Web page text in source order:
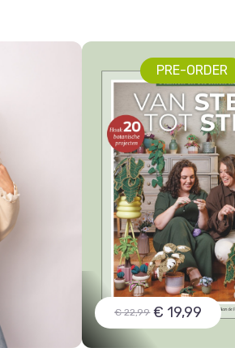
PRE-ORDER
€ 22,99 € 19,99